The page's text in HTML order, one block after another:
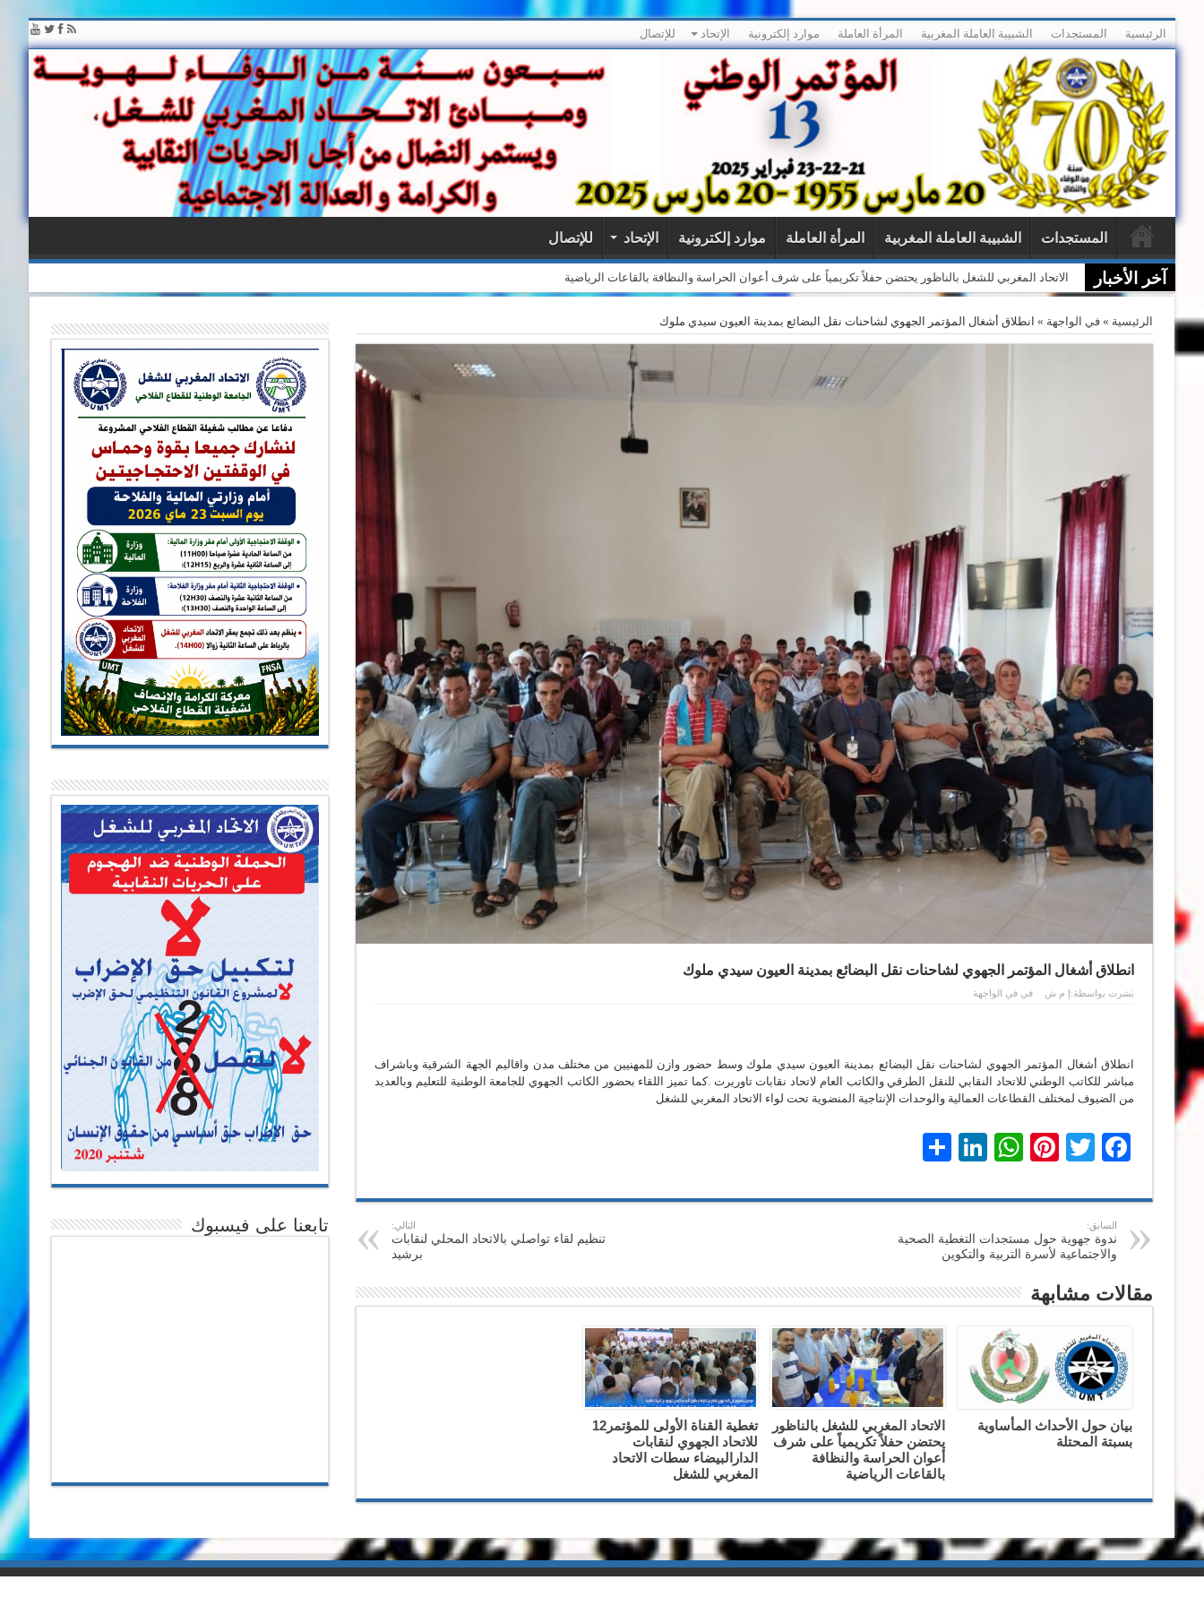
الرئيسية المستجدات الشبيبة العاملة المغربية المرأة العاملة موارد إلكترونية الإتحاد للإتصال
المستجدات الشبيبة العاملة المغربية المرأة العاملة موارد إلكترونية الإتحاد للإتصال
آخر الأخبار الاتحاد المغربي للشغل بالناظور يحتضن حفلاً تكريمياً على شرف أعوان الحراسة والنظافة بالقاعات الرياضية
الرئيسية » في الواجهة » انطلاق أشغال المؤتمر الجهوي لشاحنات نقل البضائع بمدينة العيون سيدي ملوك
انطلاق أشغال المؤتمر الجهوي لشاحنات نقل البضائع بمدينة العيون سيدي ملوك
نشرت بواسطة:إ م ش في في الواجهة
انطلاق أشغال المؤتمر الجهوي لشاحنات نقل البضائع بمدينة العيون سيدي ملوك وسط حضور وازن للمهنيين من مختلف مدن واقاليم الجهة الشرقية وباشراف
مباشر للكاتب الوطني للاتحاد النقابي للنقل الطرقي والكاتب العام لاتحاد نقابات تاوريرت .كما تميز اللقاء بحضور الكاتب الجهوي للجامعة الوطنية للتعليم وبالعديد
من الضيوف لمختلف القطاعات العمالية والوحدات الإنتاجية المنضوية تحت لواء الاتحاد المغربي للشغل
Facebook
Twitter
Pinterest
WhatsApp
LinkedIn
السابق:
ندوة جهوية حول مستجدات التغطية الصحية
والاجتماعية لأسرة التربية والتكوين
التالي:
تنظيم لقاء تواصلي بالاتحاد المحلي لنقابات
برشيد
مقالات مشابهة
بيان حول الأحداث المأساوية
بسبتة المحتلة
الاتحاد المغربي للشغل بالناظور
يحتضن حفلاً تكريمياً على شرف
أعوان الحراسة والنظافة
بالقاعات الرياضية
تغطية القناة الأولى للمؤتمر12
للاتحاد الجهوي لنقابات
الدارالبيضاء سطات الاتحاد
المغربي للشغل
تابعنا على فيسبوك